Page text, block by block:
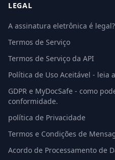
LEGAL
A assinatura eletrônica é legal?
Termos de Serviço
Termos de Serviço da API
Política de Uso Aceitável - leia
GDPR e MyDocSafe - como
conformidade.
política de Privacidade
Termos e Condições de
Acordo de Processamento de